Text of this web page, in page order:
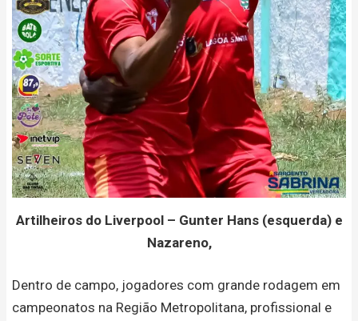
Artilheiros do Liverpool – Gunter Hans (esquerda) e
Nazareno,
Dentro de campo, jogadores com grande rodagem em
campeonatos na Região Metropolitana, profissional e